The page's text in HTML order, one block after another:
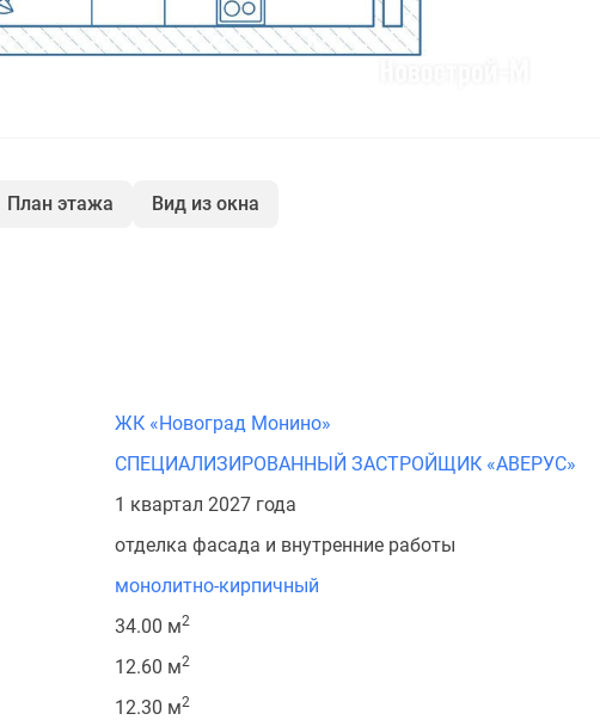
План этажа Вид из окна
ЖК «Новоград Монино»
СПЕЦИАЛИЗИРОВАННЫЙ ЗАСТРОЙЩИК «АВЕРУС»
1 квартал 2027 года
отделка фасада и внутренние работы
монолитно-кирпичный
34.00 м2
12.60 м2
12.30 м2